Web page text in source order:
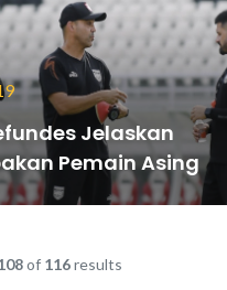
Jelaskan
Pemain Asing
of 116results